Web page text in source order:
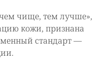
чище, тем лучше»,
кожи, признана
стандарт —